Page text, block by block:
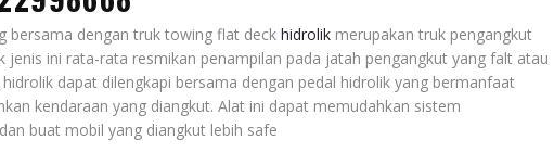
bersama dengan truk towing flat deck hidrolik merupakan truk pengangkut
jenis ini rata-rata resmikan penampilan pada jatah pengangkut yang falt atau
dapat dilengkapi bersama dengan pedal hidrolik yang bermanfaat
kendaraan yang diangkut. Alat ini dapat memudahkan sistem
buat mobil yang diangkut lebih safe